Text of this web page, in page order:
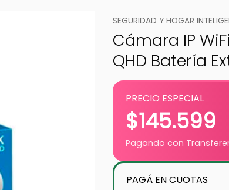
SEGURIDAD Y HOGAR
Cámara IP
QHD Batería
PRECIO ESPECIAL
$145.599
Pagando con
PAGÁ EN CUOTAS